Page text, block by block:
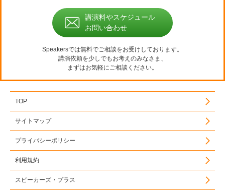
講演料やスケジュール
お問い合わせ
Speakersでは無料でご相談をお受けしております。
講演依頼を少しでもお考えのみなさま、
まずはお気軽にご相談ください。
TOP
サイトマップ
プライバシーポリシー
利用規約
スピーカーズ・プラス